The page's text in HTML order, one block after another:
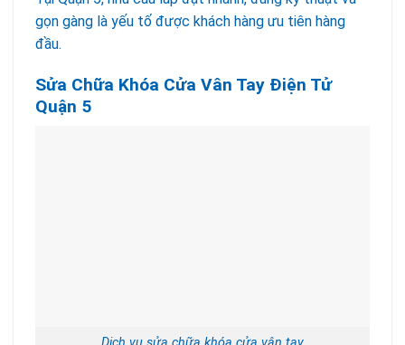
gọn gàng là yếu tố được khách hàng ưu tiên hàng
đầu.
Sửa Chữa Khóa Cửa Vân Tay Điện Tử
Quận 5